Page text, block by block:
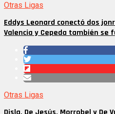
Otras Ligas
Eddys Leonard conectó dos
Valencia y Cepeda también se
Otras Ligas